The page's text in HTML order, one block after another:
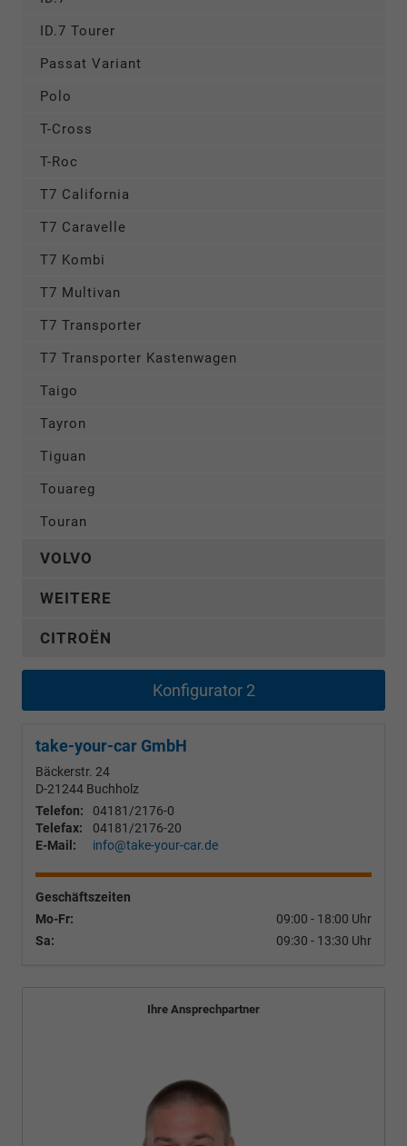
ID.7 Tourer
Passat Variant
Polo
T-Cross
T-Roc
T7 California
T7 Caravelle
T7 Kombi
T7 Multivan
T7 Transporter
T7 Transporter Kastenwagen
Taigo
Tayron
Tiguan
Touareg
Touran
VOLVO
WEITERE
CITROËN
Konfigurator 2
take-your-car GmbH
Bäckerstr. 24
D-21244 Buchholz
Telefon:
04181/2176-0
Telefax:
04181/2176-20
E-Mail:
info@take-your-car.de
Geschäftszeiten
Mo-Fr:
09:00 - 18:00 Uhr
Sa:
09:30 - 13:30 Uhr
Ihre Ansprechpartner